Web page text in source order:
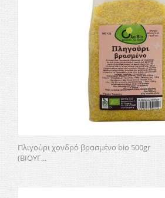
Πλιγούρι χονδρό βρασμένο bio 500gr
(ΒΙΟΥΓ...